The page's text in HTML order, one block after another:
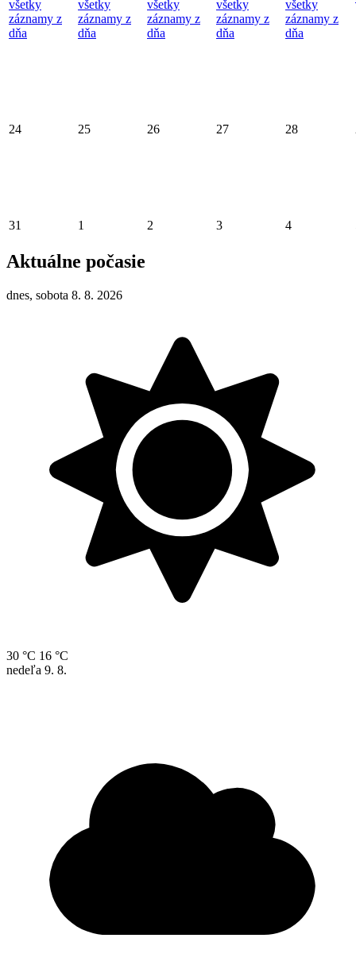
všetky
záznamy z
dňa
všetky
záznamy z
dňa
všetky
záznamy z
dňa
všetky
záznamy z
dňa
všetky
záznamy z
dňa
24 25 26 27 28
31 1 2 3 4
Aktuálne počasie
dnes, sobota 8. 8. 2026
30 °C 16 °C
nedeľa 9. 8.